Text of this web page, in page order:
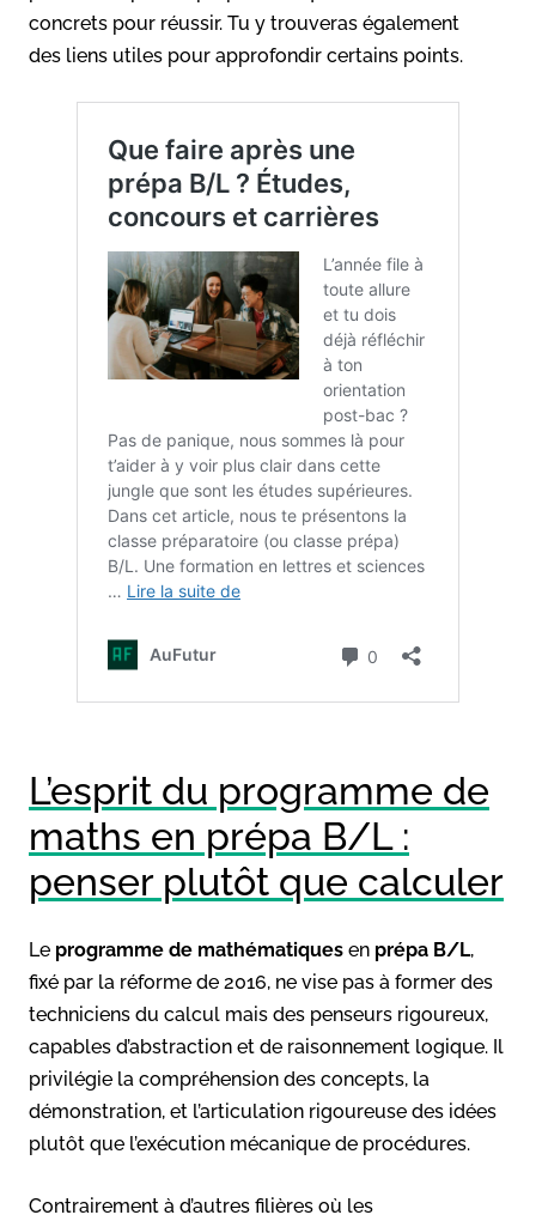
concrets pour réussir. Tu y trouveras également
des liens utiles pour approfondir certains points.
L’esprit du programme de
maths en prépa B/L :
penser plutôt que calculer
Le programme de mathématiques en prépa B/L,
fixé par la réforme de 2016, ne vise pas à former des
techniciens du calcul mais des penseurs rigoureux,
capables d’abstraction et de raisonnement logique. Il
privilégie la compréhension des concepts, la
démonstration, et l’articulation rigoureuse des idées
plutôt que l’exécution mécanique de procédures.
Contrairement à d’autres filières où les